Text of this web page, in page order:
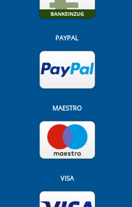
PAYPAL
MAESTRO
VISA